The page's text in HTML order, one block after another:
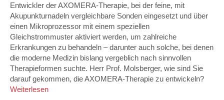
Entwickler der AXOMERA-Therapie, bei der feine, mit
Akupunkturnadeln vergleichbare Sonden eingesetzt und über
einen Mikroprozessor mit einem speziellen
Gleichstrommuster aktiviert werden, um zahlreiche
Erkrankungen zu behandeln – darunter auch solche, bei denen
die moderne Medizin bislang vergeblich nach sinnvollen
Therapieformen suchte. Herr Prof. Molsberger, wie sind Sie
darauf gekommen, die AXOMERA-Therapie zu entwickeln?
Weiterlesen